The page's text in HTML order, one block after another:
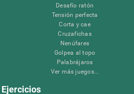
Desafío ratón
Tensión perfecta
Corta y cae
Cruzafichas
Nenúfares
Golpea al topo
Palabrájaros
Ver más juegos...
Ejercicios